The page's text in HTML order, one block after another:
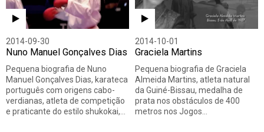
2014-09-30
Nuno Manuel Gonçalves Dias
Pequena biografia de Nuno
Manuel Gonçalves Dias, karateca
português com origens cabo-
verdianas, atleta de competição
e praticante do estilo shukokai,…
2014-10-01
Graciela Martins
Pequena biografia de Graciela
Almeida Martins, atleta natural
da Guiné-Bissau, medalha de
prata nos obstáculos de 400
metros nos Jogos…